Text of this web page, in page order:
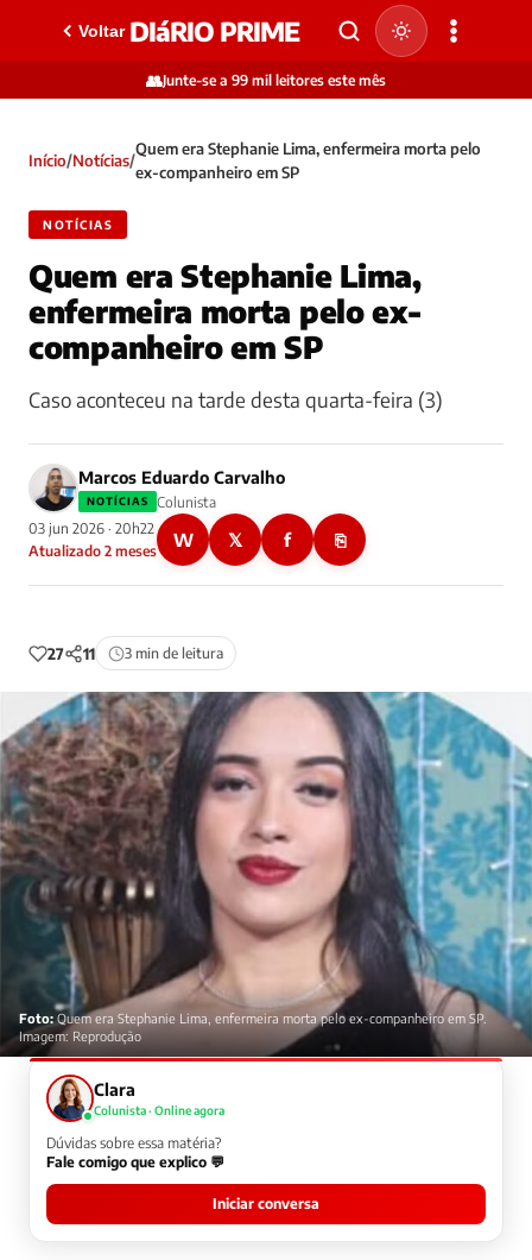
Voltar DIáRIO PRIME
👥Junte-se a 99 mil leitores este mês
Início/Notícias/
Quem era Stephanie Lima, enfermeira morta pelo
ex-companheiro em SP
NOTÍCIAS
Quem era Stephanie Lima,
enfermeira morta pelo ex-
companheiro em SP
Caso aconteceu na tarde desta quarta-feira (3)
Marcos Eduardo Carvalho
NOTÍCIAS
Colunista
03 jun 2026 · 20h22
Atualizado 2 meses
W 𝕏 f ⎘
27 11 3 min de leitura
Foto: Quem era Stephanie Lima, enfermeira morta pelo ex-companheiro em SP.
Imagem: Reprodução
Clara
Colunista · Online agora
Dúvidas sobre essa matéria?
Fale comigo que explico 💬
Iniciar conversa